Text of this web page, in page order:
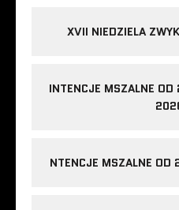
XVII NIEDZIELA
INTENCJE MSZALNE
NTENCJE MSZALNE